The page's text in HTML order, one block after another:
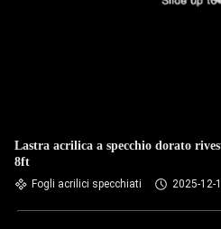
Lastra acrilica a specchio dorato
8ft
Fogli acrilici specchiati 2025-12-